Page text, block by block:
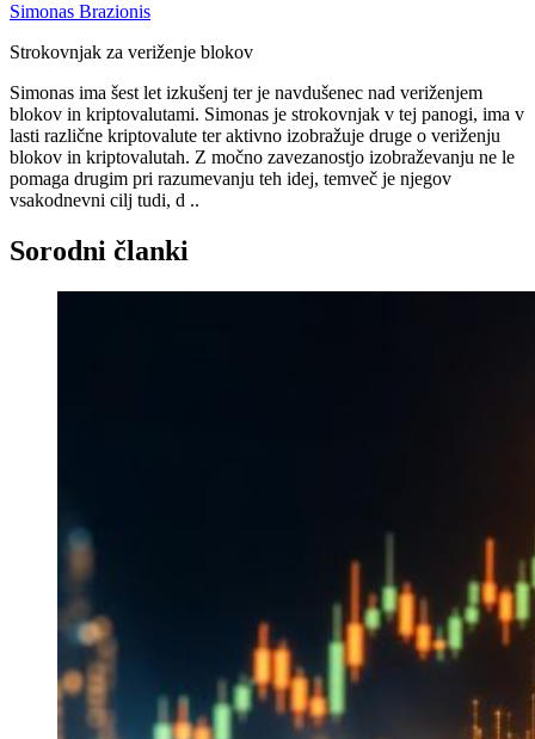
Simonas Brazionis
Strokovnjak za veriženje blokov
Simonas ima šest let izkušenj ter je navdušenec nad veriženjem
blokov in kriptovalutami. Simonas je strokovnjak v tej panogi, ima v
lasti različne kriptovalute ter aktivno izobražuje druge o veriženju
blokov in kriptovalutah. Z močno zavezanostjo izobraževanju ne le
pomaga drugim pri razumevanju teh idej, temveč je njegov
vsakodnevni cilj tudi, d ..
Sorodni članki